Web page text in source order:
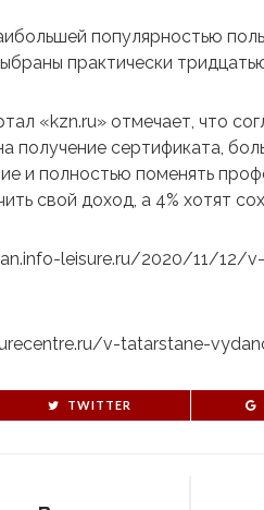
популярностью
практически
«kzn.ru» отмечает, что
получение сертификата,
и полностью поменять
свой доход, а 4% хотят
leisure.ru/2020/11/12/
v-tatarstane-
TWITTER